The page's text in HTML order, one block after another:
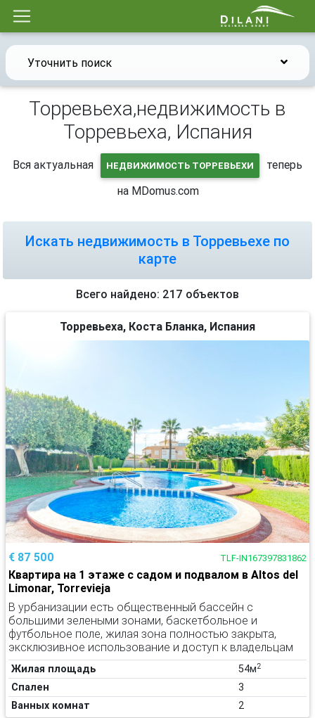
Уточнить поиск
Торревьеха,недвижимость в
Торревьеха, Испания
Вся актуальная НЕДВИЖИМОСТЬ ТОРРЕВЬЕХИ
теперь
на MDomus.com
Искать недвижимость в Торревьехе по
карте
Всего найдено: 217 объектов
Торревьеха, Коста Бланка, Испания
€ 87 500 TLF-IN167397831862
Квартира на 1 этаже с садом и подвалом в Altos del
Limonar, Torrevieja
В урбанизации есть общественный бассейн с
большими зелеными зонами, баскетбольное и
футбольное поле, жилая зона полностью закрыта,
эксклюзивное использование и доступ к владельцам
Жилая площадь 54м2
Спален
3
Ванных комнат
2